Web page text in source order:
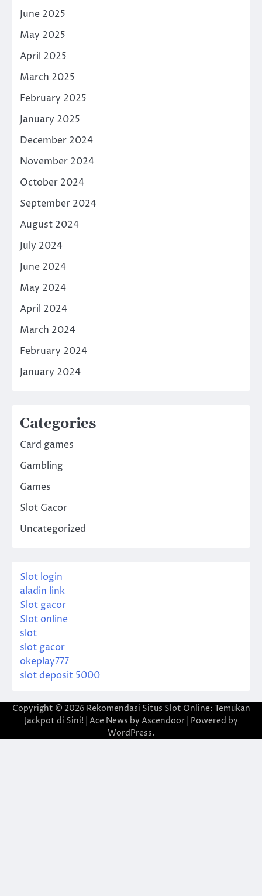
June 2025
May 2025
April 2025
March 2025
February 2025
January 2025
December 2024
November 2024
October 2024
September 2024
August 2024
July 2024
June 2024
May 2024
April 2024
March 2024
February 2024
January 2024
Categories
Card games
Gambling
Games
Slot Gacor
Uncategorized
Slot login
aladin link
Slot gacor
Slot online
slot
slot gacor
okeplay777
slot deposit 5000
Copyright © 2026 Rekomendasi Situs Slot Online: Temukan
Jackpot di Sini!| Ace News by Ascendoor| Powered by
WordPress.